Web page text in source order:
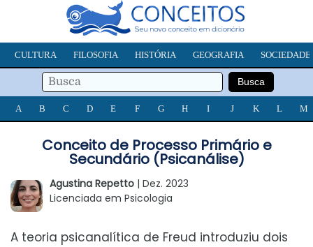
CULTURA FILOSOFIA HISTÓRIA GEOGRAFIA SOCIEDADE
A B C D E F G H I J K L M
Conceito de Processo Primário e
Secundário (Psicanálise)
Agustina Repetto | Dez. 2023
Licenciada em Psicologia
A teoria psicanalítica de Freud introduziu dois